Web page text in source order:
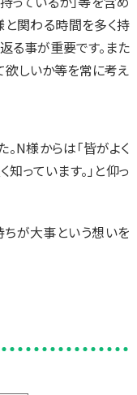
関わる時間を多く持
る事が重要です。また
欲しいか等を常に考え
N様からは「皆がよく
っています。」と仰っ
が大事という想いを